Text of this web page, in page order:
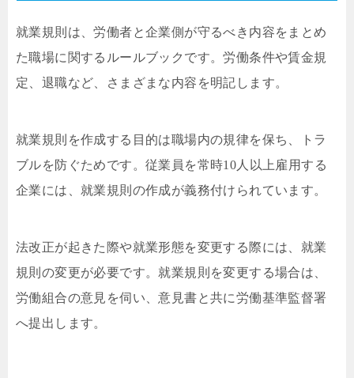
就業規則は、労働者と企業側が守るべき内容をまとめ
た職場に関するルールブックです。労働条件や賃金規
定、退職など、さまざまな内容を明記します。
就業規則を作成する目的は職場内の規律を保ち、トラ
ブルを防ぐためです。従業員を常時10人以上雇用する
企業には、就業規則の作成が義務付けられています。
法改正が起きた際や就業形態を変更する際には、就業
規則の変更が必要です。就業規則を変更する場合は、
労働組合の意見を伺い、意見書と共に労働基準監督署
へ提出します。